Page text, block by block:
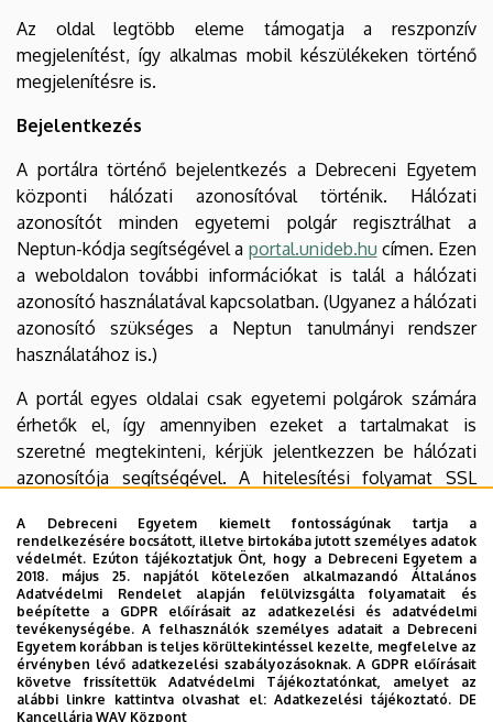
Az oldal legtöbb eleme támogatja a reszponzív
megjelenítést, így alkalmas mobil készülékeken történő
megjelenítésre is.
Bejelentkezés
A portálra történő bejelentkezés a Debreceni Egyetem
központi hálózati azonosítóval történik. Hálózati
azonosítót minden egyetemi polgár regisztrálhat a
Neptun-kódja segítségével a portal.unideb.hu címen. Ezen
a weboldalon további információkat is talál a hálózati
azonosító használatával kapcsolatban. (Ugyanez a hálózati
azonosító szükséges a Neptun tanulmányi rendszer
használatához is.)
A portál egyes oldalai csak egyetemi polgárok számára
érhetők el, így amennyiben ezeket a tartalmakat is
szeretné megtekinteni, kérjük jelentkezzen be hálózati
azonosítója segítségével. A hitelesítési folyamat SSL
felhasználóneve és jelszava nem kerülhet illetéktelen
kezekbe.
Letölthető állományok olvasásához szükséges
program
Az Acrobat típusú fájlok megnyitásához és
megjelenítéséhez szükséges ingyenes programot - ha
A Debreceni Egyetem kiemelt fontosságúnak tartja a
rendelkezésére bocsátott, illetve birtokába jutott személyes adatok
védelmét. Ezúton tájékoztatjuk Önt, hogy a Debreceni Egyetem a
2018. május 25. napjától kötelezően alkalmazandó Általános
Adatvédelmi Rendelet alapján felülvizsgálta folyamatait és
beépítette a GDPR előírásait az adatkezelési és adatvédelmi
tevékenységébe. A felhasználók személyes adatait a Debreceni
Egyetem korábban is teljes körültekintéssel kezelte, megfelelve az
érvényben lévő adatkezelési szabályozásoknak. A GDPR előírásait
követve frissítettük Adatvédelmi Tájékoztatónkat, amelyet az
alábbi linkre kattintva olvashat el:Adatkezelési tájékoztató. DE
Kancellária WAV Központ